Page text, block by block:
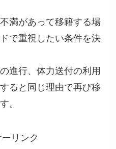
満があって移籍する場
で重視したい条件を決
進行、体力送付の利用
ると同じ理由で再び移
。
リンク